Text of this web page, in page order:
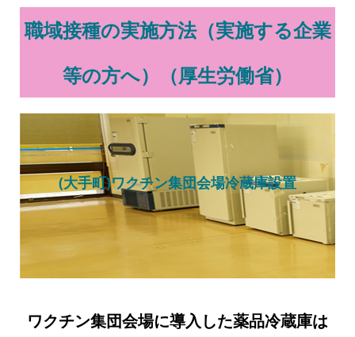
職域接種の実施方法（実施する企業
等の方へ）（厚生労働省）
(大手町)ワクチン集団会場冷蔵庫設置
ワクチン集団会場に導入した薬品冷蔵庫は